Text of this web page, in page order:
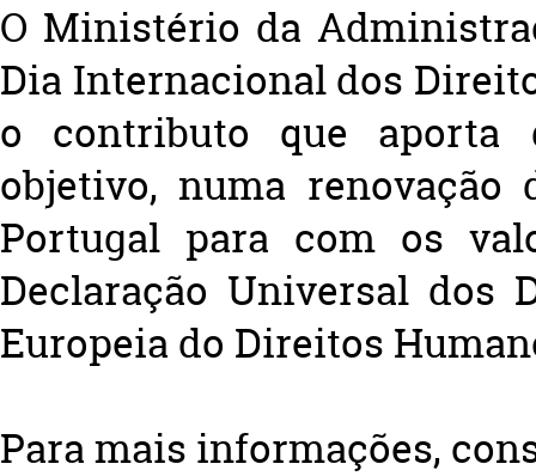
O Ministério da
Dia Internacional dos
o contributo que aporta
objetivo, numa
Portugal para com os
Declaração Universal dos
Europeia do Direitos
Para mais informações,